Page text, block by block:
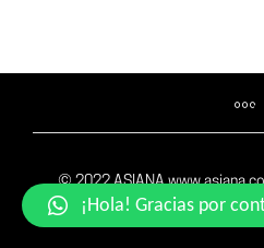
© 2022 ASIANA
reservados.Aviso
¡Hola! Gracias por